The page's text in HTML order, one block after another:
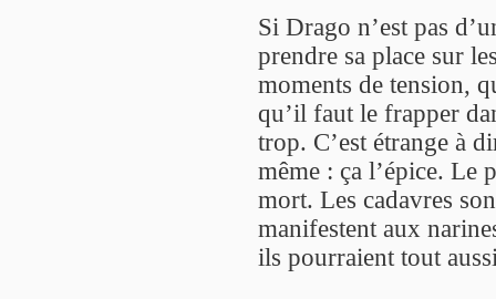
Si Drago n’est pas
prendre sa place sur
moments de tension,
qu’il faut le frapper
trop. C’est étrange à
même : ça l’épice. Le
mort. Les cadavres
manifestent aux
ils pourraient tout